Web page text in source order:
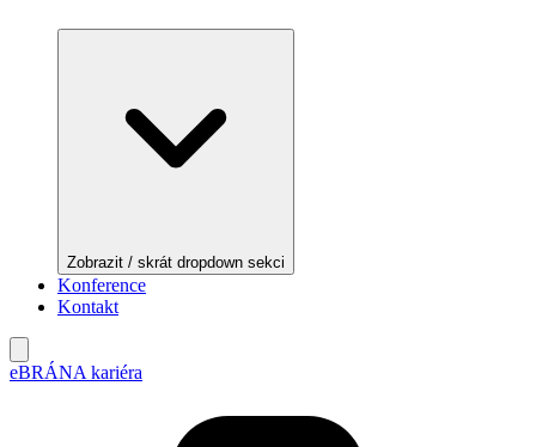
Zobrazit / skrát dropdown sekci
Konference
Kontakt
eBRÁNA kariéra